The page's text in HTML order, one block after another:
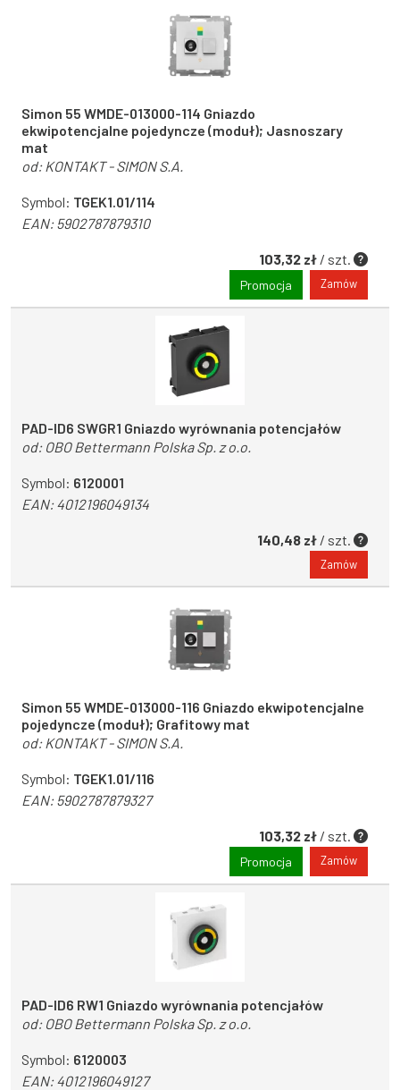
Simon 55 WMDE-013000-114 Gniazdo
ekwipotencjalne pojedyncze (moduł); Jasnoszary
mat
od: KONTAKT - SIMON S.A.
Symbol: TGEK1.01/114
EAN:5902787879310
103,32 zł / szt.
Promocja Zamów
PAD-ID6 SWGR1 Gniazdo wyrównania potencjałów
od: OBO Bettermann Polska Sp. z o.o.
Symbol: 6120001
EAN:4012196049134
140,48 zł / szt.
Zamów
Simon 55 WMDE-013000-116 Gniazdo ekwipotencjalne
pojedyncze (moduł); Grafitowy mat
od: KONTAKT - SIMON S.A.
Symbol: TGEK1.01/116
EAN:5902787879327
103,32 zł / szt.
Promocja Zamów
PAD-ID6 RW1 Gniazdo wyrównania potencjałów
od: OBO Bettermann Polska Sp. z o.o.
Symbol: 6120003
EAN:4012196049127